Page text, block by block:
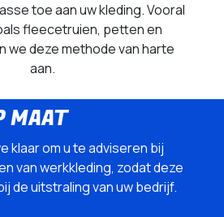
toe aan uw kleding. Vooral
fleecetruien, petten en
we deze methode van harte
aan.
MAAT
klaar om u te adviseren bij
van werkkleding, zodat deze
de uitstraling van uw bedrijf.